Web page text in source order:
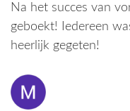
Na het succes van
geboekt! Iedereen
heerlijk gegeten!